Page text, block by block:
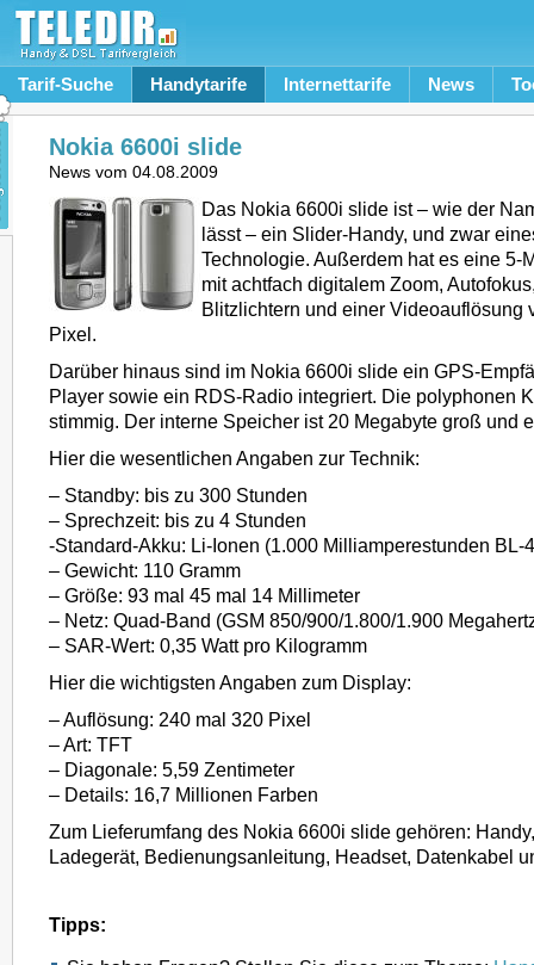
Tarif-Suche Handytarife Internettarife News
Nokia 6600i slide
News vom 04.08.2009
Das Nokia 6600i slide ist – wie der
lässt – ein Slider-Handy, und zwar
Technologie. Außerdem hat es eine 5-
mit achtfach digitalem Zoom,
Blitzlichtern und einer Videoauflösung
Pixel.
Darüber hinaus sind im Nokia 6600i slide ein GPS-
Player sowie ein RDS-Radio integriert. Die polyphonen
stimmig. Der interne Speicher ist 20 Megabyte groß und
Hier die wesentlichen Angaben zur Technik:
– Standby: bis zu 300 Stunden
– Sprechzeit: bis zu 4 Stunden
-Standard-Akku: Li-Ionen (1.000 Milliamperestunden BL-
– Gewicht: 110 Gramm
– Größe: 93 mal 45 mal 14 Millimeter
– Netz: Quad-Band (GSM 850/900/1.800/1.900
– SAR-Wert: 0,35 Watt pro Kilogramm
Hier die wichtigsten Angaben zum Display:
– Auflösung: 240 mal 320 Pixel
– Art: TFT
– Diagonale: 5,59 Zentimeter
– Details: 16,7 Millionen Farben
Zum Lieferumfang des Nokia 6600i slide gehören:
Ladegerät, Bedienungsanleitung, Headset, Datenkabel
Tipps: